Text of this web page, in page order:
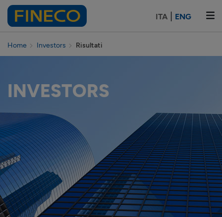
ITA| ENG
Home Investors Risultati
INVESTORS